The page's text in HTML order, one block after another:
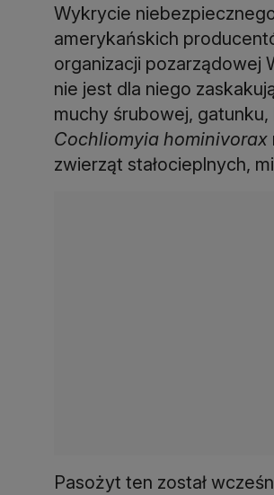
Wykrycie
amerykańskich
organizacji pozarządowej
nie jest dla niego
muchy śrubowej,
Cochliomyia hominivorax
zwierząt stałocieplnych,
Pasożyt ten został